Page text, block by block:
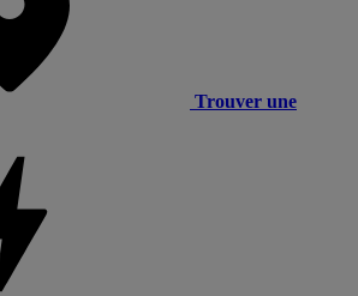
Trouver une